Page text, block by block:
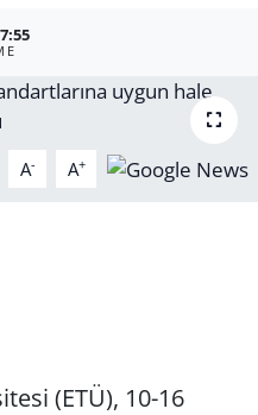
A- A+
(ETÜ), 10-16